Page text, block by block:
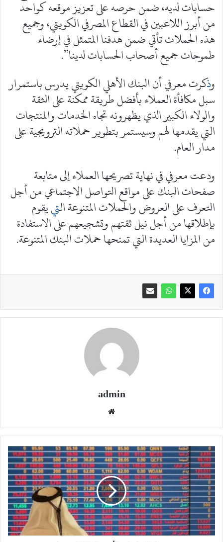
حسابات لديه، ضمن حرصه على تعزيز موقعه كواحد
من أبرز اللاعبين في القطاع المصرفي الكويتي، وجميع
هذه الحملات تأتي ضمن هدفنا المتمثل في إرضاء
طموحات جميع أصحاب الحسابات لدينا”.
وذكرت معرفي أن البنك الأهلي الكويتي يدرس باستمرار
سبل مكافأة العملاء بأفضل طريقة ممكنة على الثقة
والولاء الكبير الذي يظهرونه تجاه الخدمات والمنتجات
التي يقدمها لهم وسيستمر بتطوير حملاته الترويجية على
مدار العام.
ودعت معرفي في نهاية تصريحها العملاء إلى متابعة
صفحات البنك على مواقع التواصل الاجتماعي من أجل
التعرف على العروض والحملات المتنوعة التي يقوم
بإطلاقها من أجل نيل ثقتهم وتشجيعهم على الاستفادة
من المزايا العديدة التي تمنحها حملات البنك المتنوعة.
admin
حركة
تداولات
الأسواق
الخليجية